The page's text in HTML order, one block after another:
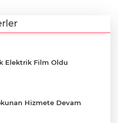
Elektrik Film Oldu
Hizmete Devam